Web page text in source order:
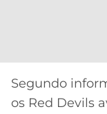
Segundo
os Red Devils